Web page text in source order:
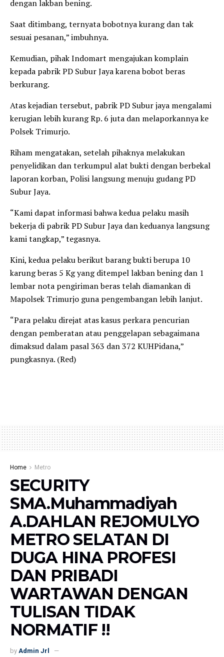
dengan lakban bening.
Saat ditimbang, ternyata bobotnya kurang dan tak
sesuai pesanan,” imbuhnya.
Kemudian, pihak Indomart mengajukan komplain
kepada pabrik PD Subur Jaya karena bobot beras
berkurang.
Atas kejadian tersebut, pabrik PD Subur jaya mengalami
kerugian lebih kurang Rp. 6 juta dan melaporkannya ke
Polsek Trimurjo.
Riham mengatakan, setelah pihaknya melakukan
penyelidikan dan terkumpul alat bukti dengan berbekal
laporan korban, Polisi langsung menuju gudang PD
Subur Jaya.
“Kami dapat informasi bahwa kedua pelaku masih
bekerja di pabrik PD Subur Jaya dan keduanya langsung
kami tangkap,” tegasnya.
Kini, kedua pelaku berikut barang bukti berupa 10
karung beras 5 Kg yang ditempel lakban bening dan 1
lembar nota pengiriman beras telah diamankan di
Mapolsek Trimurjo guna pengembangan lebih lanjut.
“Para pelaku direjat atas kasus perkara pencurian
dengan pemberatan atau penggelapan sebagaimana
dimaksud dalam pasal 363 dan 372 KUHPidana,”
pungkasnya. (Red)
Home Metro
SECURITY
SMA.Muhammadiyah
A.DAHLAN REJOMULYO
METRO SELATAN DI
DUGA HINA PROFESI
DAN PRIBADI
WARTAWAN DENGAN
TULISAN TIDAK
NORMATIF !!
by Admin Jrl